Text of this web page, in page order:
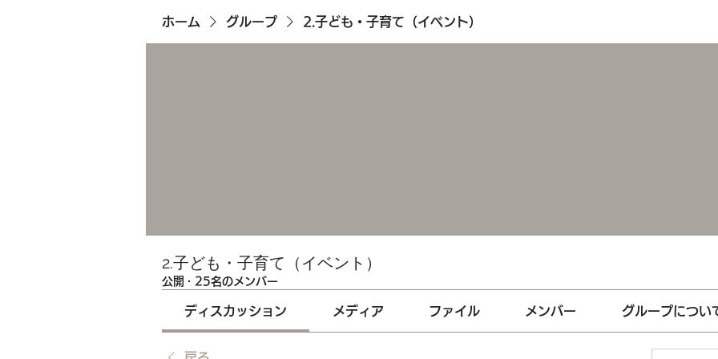
ホーム グループ 2.子ども・子育て（イベント）
2.子ども・子育て（イベント）
公開 · 25名のメンバー
ディスカッション メディア ファイル メンバー グループについ